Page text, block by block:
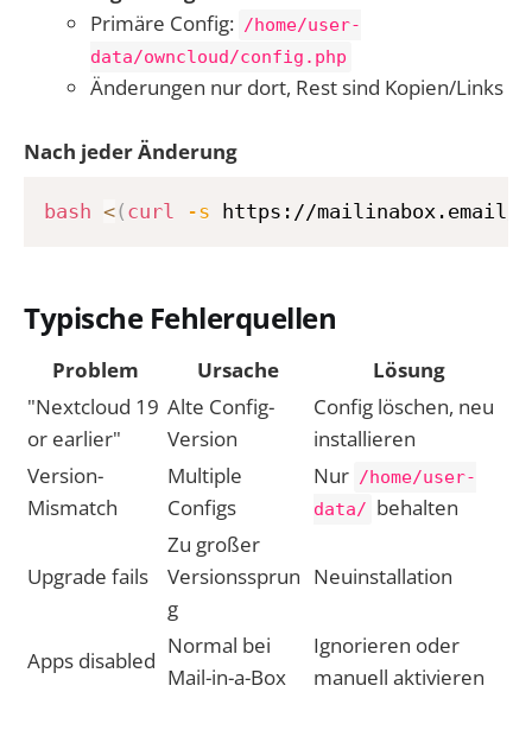
Primäre Config: /home/user-
data/owncloud/config.php
Änderungen nur dort, Rest sind Kopien/Links
Nach jeder Änderung
bash <( curl -s https://mailinabox.email/
Typische Fehlerquellen
Problem Ursache
Lösung
"Nextcloud 19
or earlier"
Alte Config-
Version
Config löschen, neu
installieren
Version-
Mismatch
Multiple
Configs
Nur /home/user-
data/ behalten
Upgrade fails
Zu großer
Versionssprun
g
Neuinstallation
Apps disabled
Normal bei
Mail-in-a-Box
Ignorieren oder
manuell aktivieren